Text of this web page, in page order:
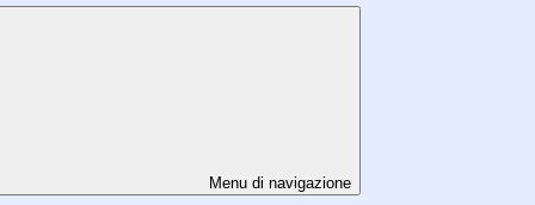
Menu di navigazione